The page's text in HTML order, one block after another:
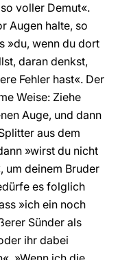
voller Demut«.
Augen halte, so
»du, wenn du dort
daran denkst,
Fehler hast«. Der
Weise: Ziehe
Auge, und dann
aus dem
»wirst du nicht
um deinem Bruder
es folglich
»ich ein noch
Sünder als
ihr dabei